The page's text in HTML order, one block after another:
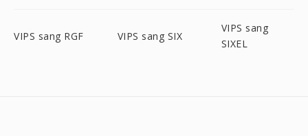
VIPS sang RGF VIPS sang SIX
VIPS sang
SIXEL